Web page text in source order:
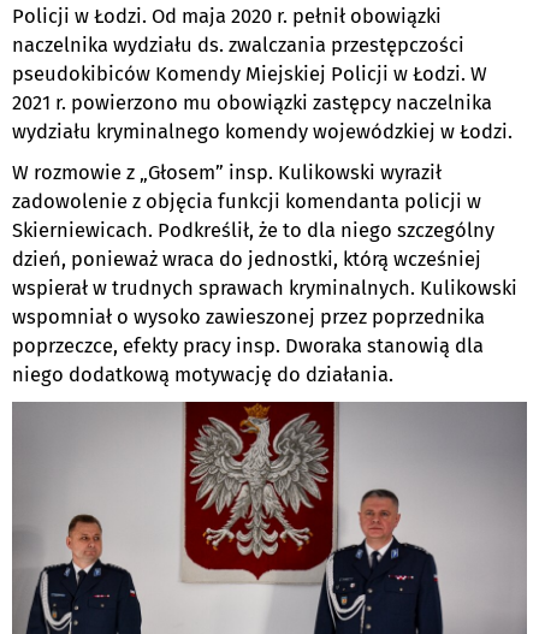
Policji w Łodzi. Od maja 2020 r. pełnił obowiązki
naczelnika wydziału ds. zwalczania przestępczości
pseudokibiców Komendy Miejskiej Policji w Łodzi. W
2021 r. powierzono mu obowiązki zastępcy naczelnika
wydziału kryminalnego komendy wojewódzkiej w Łodzi.
W rozmowie z „Głosem” insp. Kulikowski wyraził
zadowolenie z objęcia funkcji komendanta policji w
Skierniewicach. Podkreślił, że to dla niego szczególny
dzień, ponieważ wraca do jednostki, którą wcześniej
wspierał w trudnych sprawach kryminalnych. Kulikowski
wspomniał o wysoko zawieszonej przez poprzednika
poprzeczce, efekty pracy insp. Dworaka stanowią dla
niego dodatkową motywację do działania.